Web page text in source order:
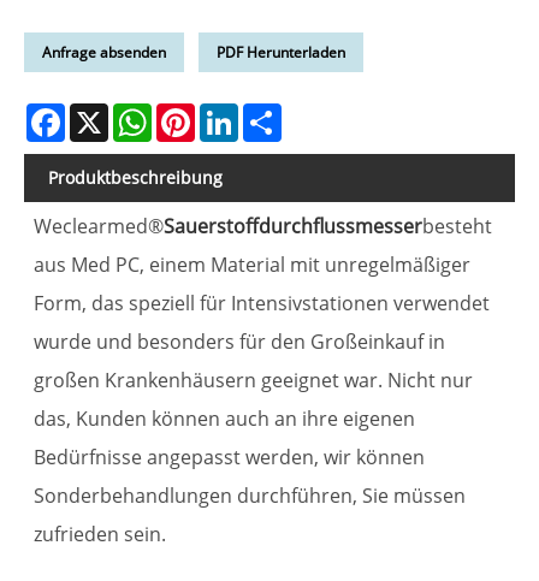
Anfrage absenden PDF Herunterladen
Facebook
X WhatsAppPinterestLinkedIn
Produktbeschreibung
Weclearmed®Sauerstoffdurchflussmesserbesteht
aus Med PC, einem Material mit unregelmäßiger
Form, das speziell für Intensivstationen verwendet
wurde und besonders für den Großeinkauf in
großen Krankenhäusern geeignet war. Nicht nur
das, Kunden können auch an ihre eigenen
Bedürfnisse angepasst werden, wir können
Sonderbehandlungen durchführen, Sie müssen
zufrieden sein.